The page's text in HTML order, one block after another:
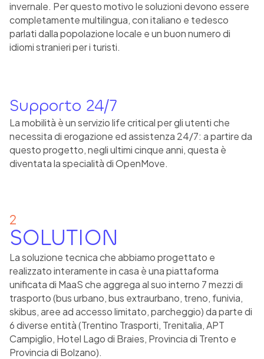
invernale. Per questo motivo le soluzioni devono essere
completamente multilingua, con italiano e tedesco
parlati dalla popolazione locale e un buon numero di
idiomi stranieri per i turisti.
Supporto 24/7
La mobilità è un servizio life critical per gli utenti che
necessita di erogazione ed assistenza 24/7: a partire da
questo progetto, negli ultimi cinque anni, questa è
diventata la specialità di OpenMove.
2
SOLUTION
La soluzione tecnica che abbiamo progettato e
realizzato interamente in casa è una piattaforma
unificata di MaaS che aggrega al suo interno 7 mezzi di
trasporto (bus urbano, bus extraurbano, treno, funivia,
skibus, aree ad accesso limitato, parcheggio) da parte di
6 diverse entità (Trentino Trasporti, Trenitalia, APT
Campiglio, Hotel Lago di Braies, Provincia di Trento e
Provincia di Bolzano).